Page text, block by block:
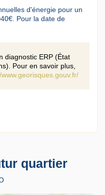
d'énergie pour un
Pour la date de
diagnostic ERP (État
Pour en savoir plus,
quartier